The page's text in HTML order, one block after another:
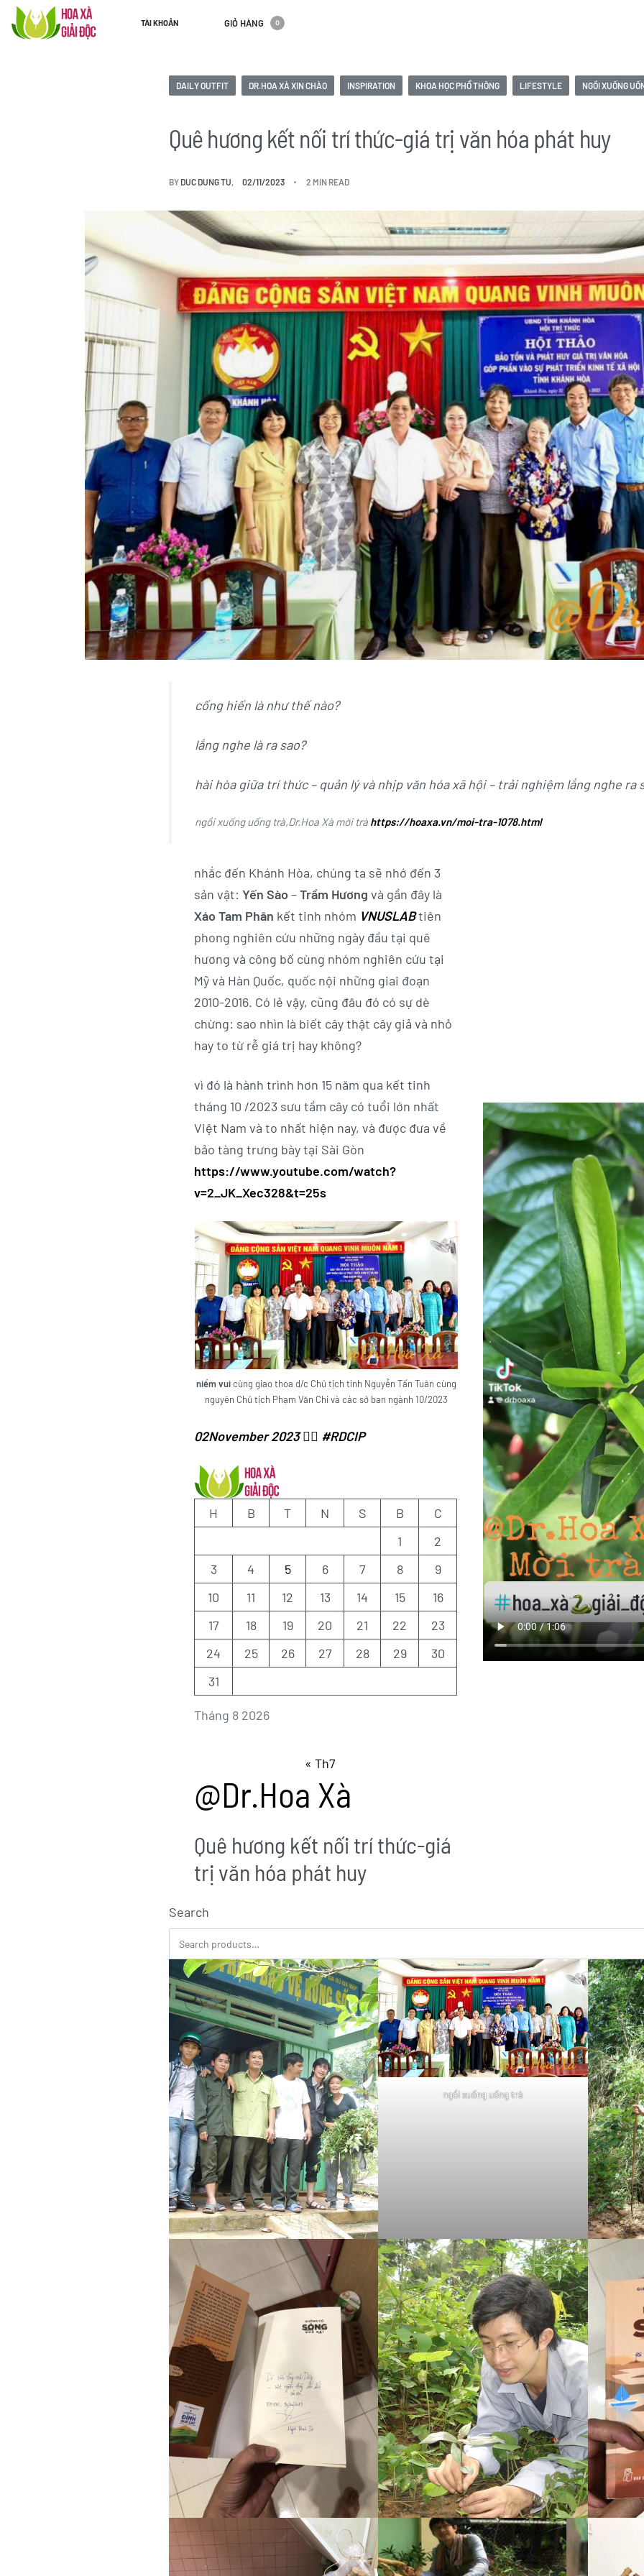
TÀI KHOẢN GIỎ HÀNG 0
DAILY OUTFIT DR.HOA XÀ XIN CHÀO INSPIRATION KHOA HỌC PHỔ THÔNG LIFESTYLE NGỒI XUỐNG
Quê hương kết nối trí thức-giá trị văn hóa phát huy
BY DUC DUNG TU 02/11/2023 2 MIN READ
cống hiến là như thế nào?
lắng nghe là ra sao?
hài hòa giữa trí thức – quản lý và nhịp văn hóa xã hội – trải nghiệm lắng nghe ra
ngồi xuống uống trà,Dr.Hoa Xà mời trà https://hoaxa.vn/moi-tra-1078.html
nhắc đến Khánh Hòa, chúng ta sẽ nhớ đến 3
sản vật:Yến Sào –Trầm Hương và gần đây là
Xáo Tam Phân kết tinh nhóm VNUSLABtiên
phong nghiên cứu những ngày đầu tại quê
hương và công bố cùng nhóm nghiên cứu tại
Mỹ và Hàn Quốc, quốc nội những giai đoạn
2010-2016. Có lẻ vậy, cũng đâu đó có sự dè
chừng: sao nhìn là biết cây thật cây giả và nhỏ
hay to từ rễ giá trị hay không?
vì đó là hành trình hơn 15 năm qua kết tinh
tháng 10 /2023 sưu tầm cây có tuổi lớn nhất
Việt Nam và to nhất hiện nay, và được đưa về
bảo tàng trưng bày tại Sài Gòn
https://www.youtube.com/watch?
v=2_JK_Xec328&t=25s
niềm vuicùng giao thoa d/c Chủ tịch tỉnh Nguyễn Tấn Tuân cùng
nguyên Chủ tịch Phạm Văn Chi và các sở ban ngành 10/2023
02November 2023 ✍🏻 #RDCIP
Tháng 8 2026
H B T N S B
C
1
2
3
4 5 6 7 8
9
10
11 12 13 14 15
16
17
18 19 20 21 22
23
24
25 26 27 28 29
30
31
« Th7
@Dr.Hoa Xà
Quê hương kết nối trí thức-giá
trị văn hóa phát huy
Search
ngồi xuống uống trà